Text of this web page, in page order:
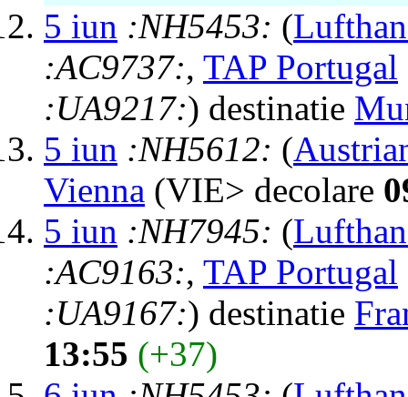
5 iun :NH5453: (
:AC9737:, TAP Portugal
:UA9217:) destinatie
5 iun :NH5612: (
Vienna (VIE> decolare
5 iun :NH7945: (
:AC9163:, TAP Portugal
:UA9167:) destinatie
13:55 (+37)